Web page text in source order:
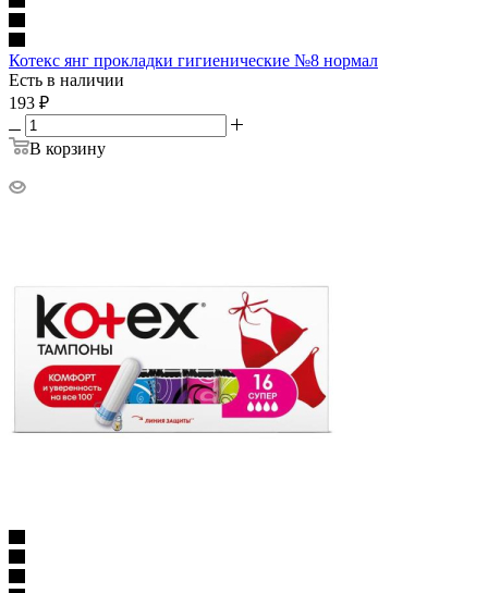
Котекс янг прокладки гигиенические №8 нормал
Есть в наличии
193 ₽
В корзину